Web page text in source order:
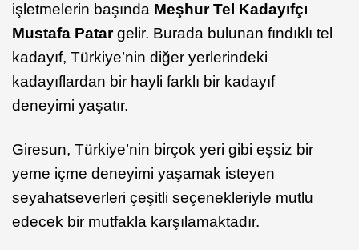
işletmelerin başında Meşhur Tel Kadayıfçı
Mustafa Patargelir. Burada bulunan fındıklı tel
kadayıf, Türkiye’nin diğer yerlerindeki
kadayıflardan bir hayli farklı bir kadayıf
deneyimi yaşatır.
Giresun, Türkiye’nin birçok yeri gibi eşsiz bir
yeme içme deneyimi yaşamak isteyen
seyahatseverleri çeşitli seçenekleriyle mutlu
edecek bir mutfakla karşılamaktadır.